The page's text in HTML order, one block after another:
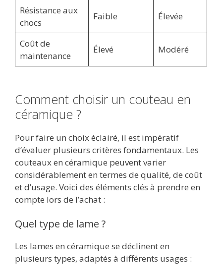
Résistance aux
chocs
Faible Élevée
Coût de
maintenance
Élevé Modéré
Comment choisir un couteau en
céramique ?
Pour faire un choix éclairé, il est impératif
d’évaluer plusieurs critères fondamentaux. Les
couteaux en céramique peuvent varier
considérablement en termes de qualité, de coût
et d’usage. Voici des éléments clés à prendre en
compte lors de l’achat :
Quel type de lame ?
Les lames en céramique se déclinent en
plusieurs types, adaptés à différents usages :